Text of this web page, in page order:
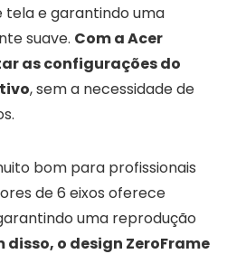
tela e garantindo uma
suave. Com a Acer
as configurações do
, sem a necessidade de
bom para profissionais
de 6 eixos oferece
uma reprodução
disso, o design ZeroFrame